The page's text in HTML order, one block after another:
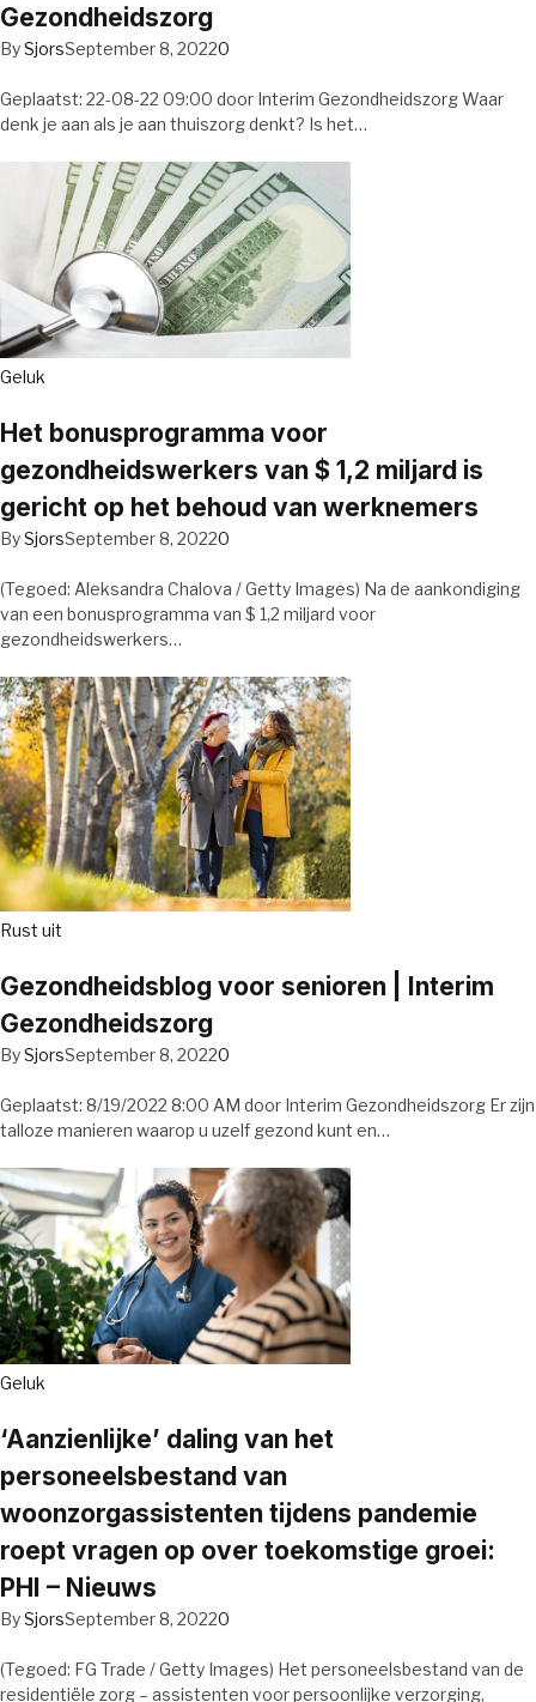
Gezondheidszorg
BySjorsSeptember 8, 20220
Geplaatst: 22-08-22 09:00 door Interim Gezondheidszorg Waar
denk je aan als je aan thuiszorg denkt? Is het…
Geluk
Het bonusprogramma voor
gezondheidswerkers van $ 1,2 miljard is
gericht op het behoud van werknemers
BySjorsSeptember 8, 20220
(Tegoed: Aleksandra Chalova / Getty Images) Na de aankondiging
van een bonusprogramma van $ 1,2 miljard voor
gezondheidswerkers…
Rust uit
Gezondheidsblog voor senioren | Interim
Gezondheidszorg
BySjorsSeptember 8, 20220
Geplaatst: 8/19/2022 8:00 AM door Interim Gezondheidszorg Er zijn
talloze manieren waarop u uzelf gezond kunt en…
Geluk
‘Aanzienlijke’ daling van het
personeelsbestand van
woonzorgassistenten tijdens pandemie
roept vragen op over toekomstige groei:
PHI – Nieuws
BySjorsSeptember 8, 20220
(Tegoed: FG Trade / Getty Images) Het personeelsbestand van de
residentiële zorg – assistenten voor persoonlijke verzorging,